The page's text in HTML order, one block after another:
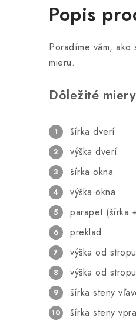
Popis
Poradíme vám,
mieru.
Dôležité
šírka dverí
výška dverí
šírka okna
výška okna
parapet (šírka
preklad
výška od
výška od
šírka steny
šírka steny